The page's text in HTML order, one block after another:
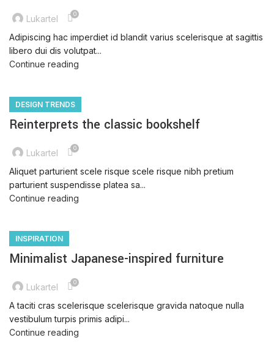
Lukartel 0
Adipiscing hac imperdiet id blandit varius scelerisque at sagittis
libero dui dis volutpat...
Continue reading
DESIGN TRENDS
Reinterprets the classic bookshelf
Lukartel 0
Aliquet parturient scele risque scele risque nibh pretium
parturient suspendisse platea sa...
Continue reading
INSPIRATION
Minimalist Japanese-inspired furniture
Lukartel 0
A taciti cras scelerisque scelerisque gravida natoque nulla
vestibulum turpis primis adipi...
Continue reading